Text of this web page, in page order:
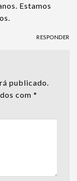
Estamos
RESPONDER
publicado.
com *